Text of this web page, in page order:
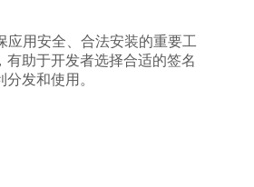
应用安全、合法安装的重要工
有助于开发者选择合适的签名
发和使用。